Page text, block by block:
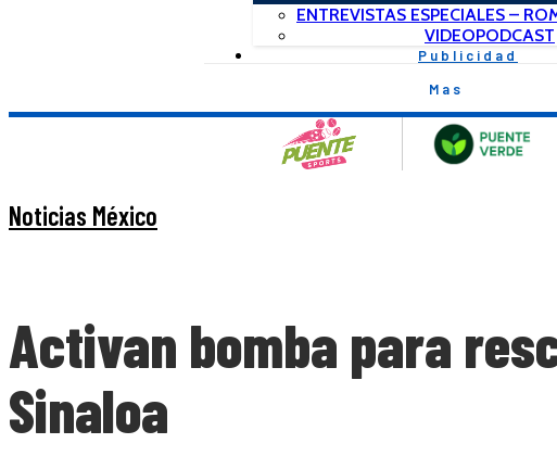
ENTREVISTAS ESPECIALES –
VIDEOPODCAST
Publicidad
Mas
Noticias México
Activan bomba para
Sinaloa